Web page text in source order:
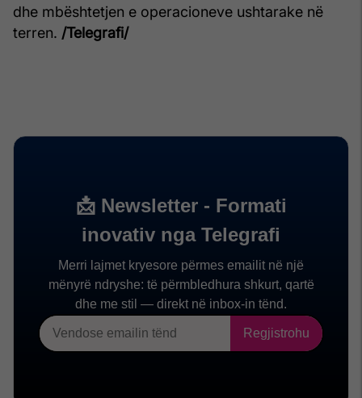
dhe mbështetjen e operacioneve ushtarake në
terren. /Telegrafi/